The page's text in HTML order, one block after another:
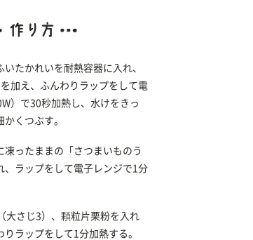
いたかれいを耐熱容器に入れ、
加え、ふんわりラップをして電
）で30秒加熱し、水けをきっ
くつぶす。
凍ったままの「さつまいものう
、ラップをして電子レンジで1分
大さじ3）、顆粒片栗粉を入れ
りラップをして1分加熱する。